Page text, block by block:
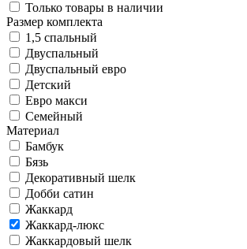
Только товары в наличии
Размер комплекта
1,5 спальный
Двуспальный
Двуспальный евро
Детский
Евро макси
Семейный
Материал
Бамбук
Бязь
Декоративный шелк
Добби сатин
Жаккард
Жаккард-люкс
Жаккардовый шелк